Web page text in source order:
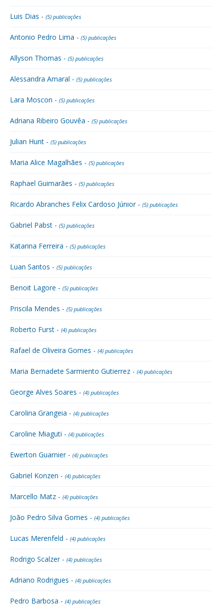
Luis Dias - (5) publicações
Antonio Pedro Lima - (5) publicações
Allyson Thomas - (5) publicações
Alessandra Amaral - (5) publicações
Lara Moscon - (5) publicações
Adriana Ribeiro Gouvêa - (5) publicações
Julian Hunt - (5) publicações
Maria Alice Magalhães - (5) publicações
Raphael Guimarães - (5) publicações
Ricardo Abranches Felix Cardoso Júnior - (5) publicações
Gabriel Pabst - (5) publicações
Katarina Ferreira - (5) publicações
Luan Santos - (5) publicações
Benoit Lagore - (5) publicações
Priscila Mendes - (5) publicações
Roberto Furst - (4) publicações
Rafael de Oliveira Gomes - (4) publicações
Maria Bernadete Sarmiento Gutierrez - (4) publicações
George Alves Soares - (4) publicações
Carolina Grangeia - (4) publicações
Caroline Miaguti - (4) publicações
Ewerton Guarnier - (4) publicações
Gabriel Konzen - (4) publicações
Marcello Matz - (4) publicações
João Pedro Silva Gomes - (4) publicações
Lucas Merenfeld - (4) publicações
Rodrigo Scalzer - (4) publicações
Adriano Rodrigues - (4) publicações
Pedro Barbosa - (4) publicações